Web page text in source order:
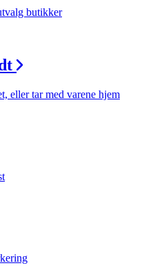
butikker
eller tar med varene hjem